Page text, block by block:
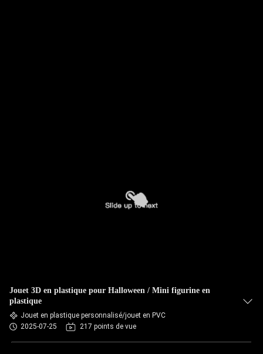
Jouet 3D en plastique pour Halloween / Mini figurine en
plastique
Jouet en plastique personnalisé/jouet en PVC
2025-07-25
217 points de vue